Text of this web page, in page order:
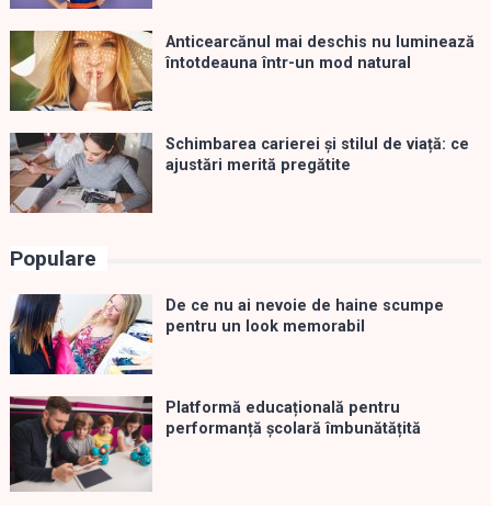
Anticearcănul mai deschis nu luminează
întotdeauna într-un mod natural
Schimbarea carierei și stilul de viață: ce
ajustări merită pregătite
Populare
De ce nu ai nevoie de haine scumpe
pentru un look memorabil
Platformă educațională pentru
performanță școlară îmbunătățită